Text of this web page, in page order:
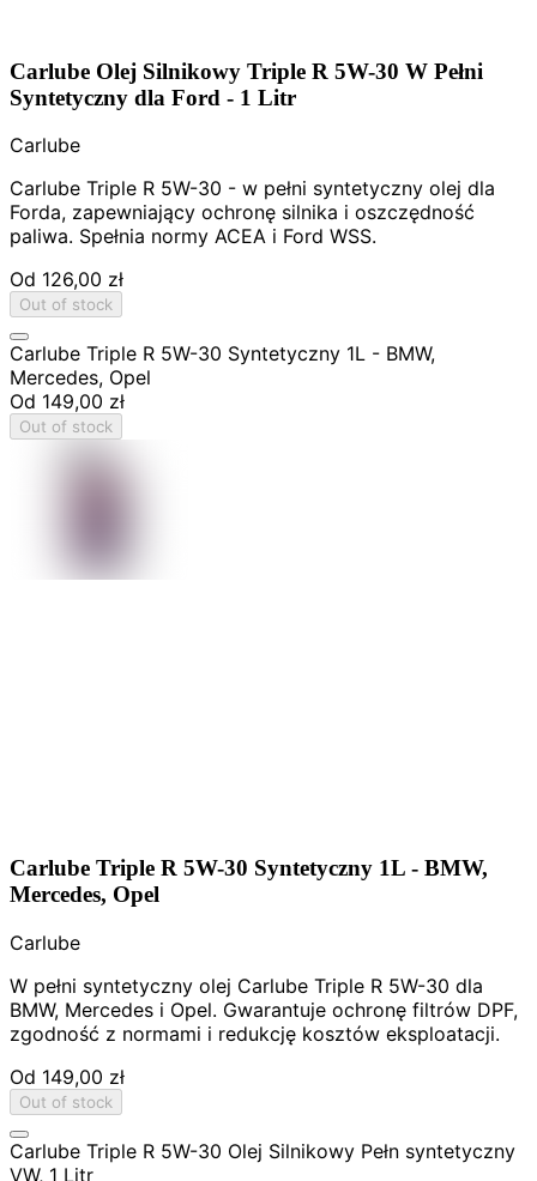
Carlube Olej Silnikowy Triple R 5W-30 W Pełni
Syntetyczny dla Ford - 1 Litr
Carlube
Carlube Triple R 5W-30 - w pełni syntetyczny olej dla
Forda, zapewniający ochronę silnika i oszczędność
paliwa. Spełnia normy ACEA i Ford WSS.
Od 126,00 zł
Out of stock
Carlube Triple R 5W-30 Syntetyczny 1L - BMW,
Mercedes, Opel
Od 149,00 zł
Out of stock
Carlube Triple R 5W-30 Syntetyczny 1L - BMW,
Mercedes, Opel
Carlube
W pełni syntetyczny olej Carlube Triple R 5W-30 dla
BMW, Mercedes i Opel. Gwarantuje ochronę filtrów DPF,
zgodność z normami i redukcję kosztów eksploatacji.
Od 149,00 zł
Out of stock
Carlube Triple R 5W-30 Olej Silnikowy Pełn syntetyczny
VW, 1 Litr